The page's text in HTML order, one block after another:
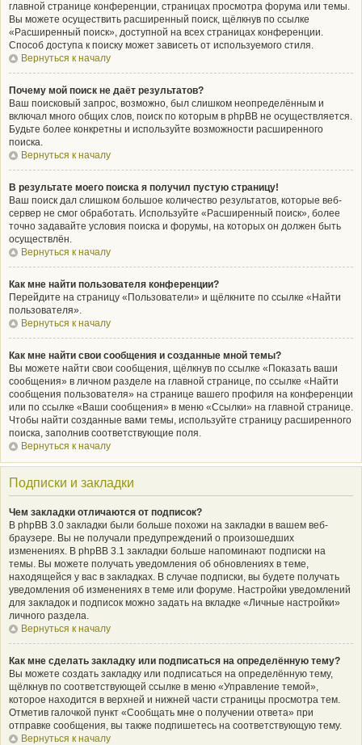
главной странице конференции, страницах просмотра форума или темы.
Вы можете осуществить расширенный поиск, щёлкнув по ссылке
«Расширенный поиск», доступной на всех страницах конференции.
Способ доступа к поиску может зависеть от используемого стиля.
Вернуться к началу
Почему мой поиск не даёт результатов?
Ваш поисковый запрос, возможно, был слишком неопределённым и
включал много общих слов, поиск по которым в phpBB не осуществляется.
Будьте более конкретны и используйте возможности расширенного
поиска.
Вернуться к началу
В результате моего поиска я получил пустую страницу!
Ваш поиск дал слишком большое количество результатов, которые веб-
сервер не смог обработать. Используйте «Расширенный поиск», более
точно задавайте условия поиска и форумы, на которых он должен быть
осуществлён.
Вернуться к началу
Как мне найти пользователя конференции?
Перейдите на страницу «Пользователи» и щёлкните по ссылке «Найти
пользователя».
Вернуться к началу
Как мне найти свои сообщения и созданные мной темы?
Вы можете найти свои сообщения, щёлкнув по ссылке «Показать ваши
сообщения» в личном разделе на главной странице, по ссылке «Найти
сообщения пользователя» на странице вашего профиля на конференции
или по ссылке «Ваши сообщения» в меню «Ссылки» на главной странице.
Чтобы найти созданные вами темы, используйте страницу расширенного
поиска, заполнив соответствующие поля.
Вернуться к началу
Подписки и закладки
Чем закладки отличаются от подписок?
В phpBB 3.0 закладки были больше похожи на закладки в вашем веб-
браузере. Вы не получали предупреждений о произошедших
изменениях. В phpBB 3.1 закладки больше напоминают подписки на
темы. Вы можете получать уведомления об обновлениях в теме,
находящейся у вас в закладках. В случае подписки, вы будете получать
уведомления об изменениях в теме или форуме. Настройки уведомлений
для закладок и подписок можно задать на вкладке «Личные настройки»
личного раздела.
Вернуться к началу
Как мне сделать закладку или подписаться на определённую тему?
Вы можете создать закладку или подписаться на определённую тему,
щёлкнув по соответствующей ссылке в меню «Управление темой»,
которое находится в верхней и нижней части страницы просмотра тем.
Отметив галочкой пункт «Сообщать мне о получении ответа» при
отправке сообщения, вы также подпишетесь на соответствующую тему.
Вернуться к началу